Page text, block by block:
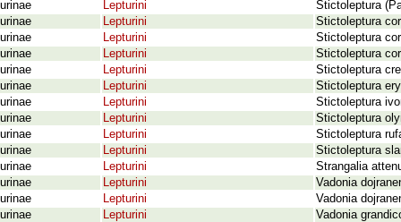
Lepturini
Stictoleptura
Lepturini
Stictoleptura
Lepturini
Stictoleptura
Lepturini
Stictoleptura
Lepturini
Stictoleptura
Lepturini
Stictoleptura
Lepturini
Stictoleptura
Lepturini
Stictoleptura
Lepturini
Stictoleptura
Lepturini
Stictoleptura
Lepturini
Strangalia
Lepturini
Vadonia
Lepturini
Vadonia
Lepturini
Vadonia